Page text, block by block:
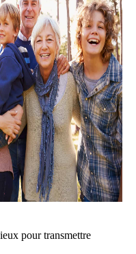
pour transmettre